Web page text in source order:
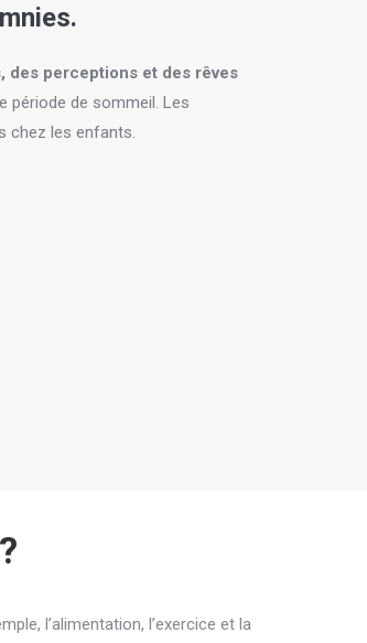
des perceptions et des rêves
période de sommeil. Les
chez les enfants.
l’alimentation, l’exercice et la